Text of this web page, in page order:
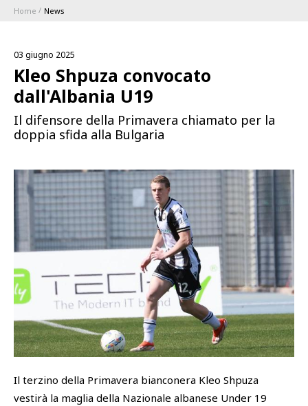
1896 MEMBERSHIP PROGRAM
STAGIONE
Serie A
Coppa Italia
Calendari e Risultati
Classifiche
Academy
Esports
BLUENERGY STADIUM
MEETING CENTER
SPONSOR
SQUADRE
SHOP
PHOTOGALLERY
Home News
03 giugno 2025
Kleo Shpuza convocato
dall'Albania U19
Il difensore della Primavera chiamato per la
doppia sfida alla Bulgaria
Il terzino della Primavera bianconera Kleo Shpuza
vestirà la maglia della Nazionale albanese Under 19